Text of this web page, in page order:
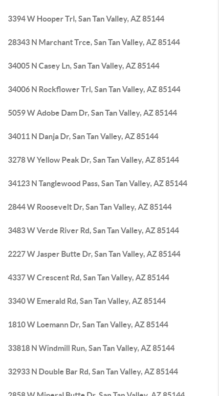
3394 W Hooper Trl, San Tan Valley, AZ 85144
28343 N Marchant Trce, San Tan Valley, AZ 85144
34005 N Casey Ln, San Tan Valley, AZ 85144
34006 N Rockflower Trl, San Tan Valley, AZ 85144
5059 W Adobe Dam Dr, San Tan Valley, AZ 85144
34011 N Danja Dr, San Tan Valley, AZ 85144
3278 W Yellow Peak Dr, San Tan Valley, AZ 85144
34123 N Tanglewood Pass, San Tan Valley, AZ 85144
2844 W Roosevelt Dr, San Tan Valley, AZ 85144
3483 W Verde River Rd, San Tan Valley, AZ 85144
2227 W Jasper Butte Dr, San Tan Valley, AZ 85144
4337 W Crescent Rd, San Tan Valley, AZ 85144
3340 W Emerald Rd, San Tan Valley, AZ 85144
1810 W Loemann Dr, San Tan Valley, AZ 85144
33818 N Windmill Run, San Tan Valley, AZ 85144
32933 N Double Bar Rd, San Tan Valley, AZ 85144